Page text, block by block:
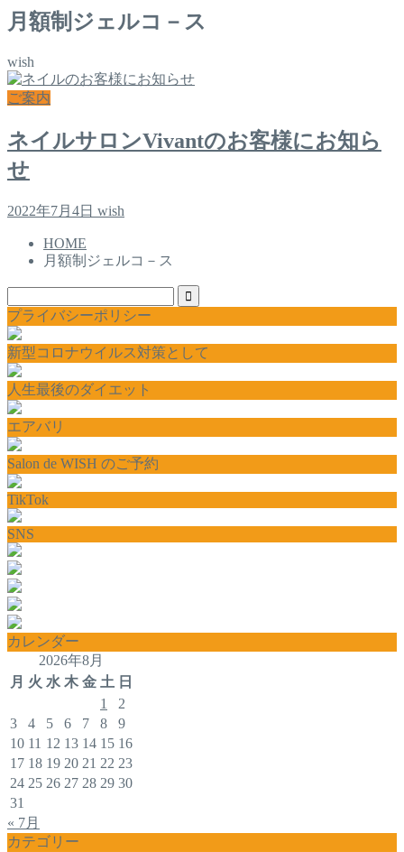
月額制ジェルコ－ス
wish
ご案内
ネイルサロンVivantのお客様にお知ら
せ
2022年7月4日 wish
HOME
月額制ジェルコ－ス
プライバシーポリシー
新型コロナウイルス対策として
人生最後のダイエット
エアバリ
Salon de WISH のご予約
TikTok
SNS
カレンダー
2026年8月
月 火 水 木 金 土 日
1
2
3
4 5 6 7 8
9
10 11 12 13 14 15 16
17 18 19 20 21 22 23
24 25 26 27 28 29 30
31
« 7月
カテゴリー